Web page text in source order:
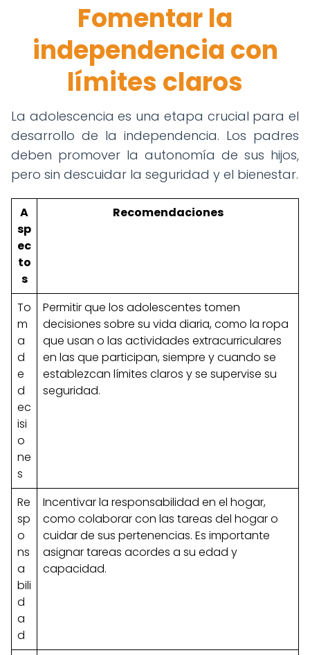
Fomentar la
independencia con
límites claros
La adolescencia es una etapa crucial para el
desarrollo de la independencia. Los padres
deben promover la autonomía de sus hijos,
pero sin descuidar la seguridad y el bienestar.
A
sp
ec
to
s
Recomendaciones
To
m
a
d
e
d
ec
isi
o
ne
s
Permitir que los adolescentes tomen
decisiones sobre su vida diaria, como la ropa
que usan o las actividades extracurriculares
en las que participan, siempre y cuando se
establezcan límites claros y se supervise su
seguridad.
Re
sp
o
ns
a
bili
d
a
d
Incentivar la responsabilidad en el hogar,
como colaborar con las tareas del hogar o
cuidar de sus pertenencias. Es importante
asignar tareas acordes a su edad y
capacidad.